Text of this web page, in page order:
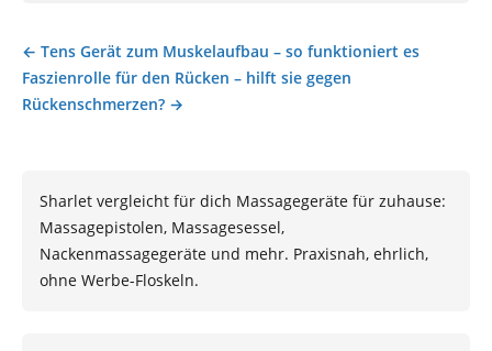
Beitragsnavigation
← Tens Gerät zum Muskelaufbau – so funktioniert es
Faszienrolle für den Rücken – hilft sie gegen
Rückenschmerzen? →
Sharlet vergleicht für dich Massagegeräte für zuhause:
Massagepistolen, Massagesessel,
Nackenmassagegeräte und mehr. Praxisnah, ehrlich,
ohne Werbe-Floskeln.